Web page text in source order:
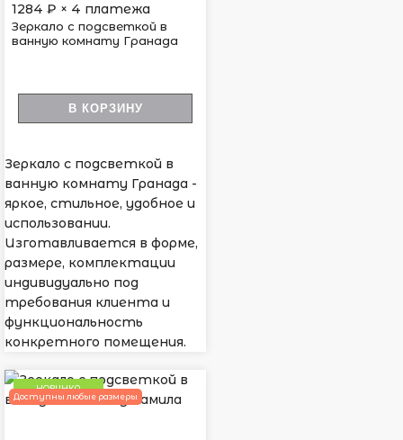
1284 ₽ × 4 платежа
Зеркало с подсветкой в
ванную комнату Гранада
В КОРЗИНУ
Зеркало с подсветкой в
ванную комнату Гранада -
яркое, стильное, удобное и
использовании.
Изготавливается в форме,
размере, комплектации
индивидуально под
требования клиента и
функциональность
конкретного помещения.
НОВИНКА
Доступны любые размеры